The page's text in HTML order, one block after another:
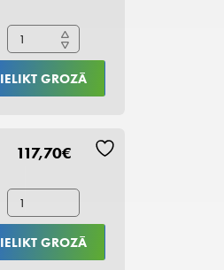
4
test
IELIKT GROZĀ
117,70€
IELIKT GROZĀ